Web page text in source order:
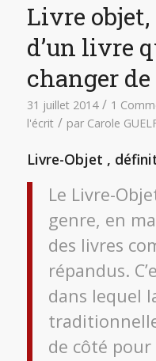
Livre objet,
d’un livre
changer de
31 juillet 2014 / 1
l'écrit / par Carole
Livre-Objet ,
Le Livre-
genre, en
des livres
répandus.
dans lequel
de côté